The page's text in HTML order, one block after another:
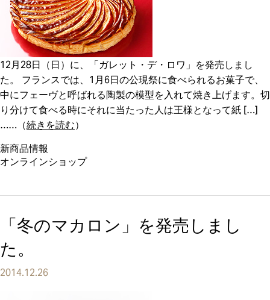
12月28日（日）に、「ガレット・デ・ロワ」を発売しまし
た。 フランスでは、1月6日の公現祭に食べられるお菓子で、
中にフェーヴと呼ばれる陶製の模型を入れて焼き上げます。切
り分けて食べる時にそれに当たった人は王様となって紙 […]
（続きを読む）
新商品情報
オンラインショップ
「冬のマカロン」を発売しまし
た。
2014.12.26